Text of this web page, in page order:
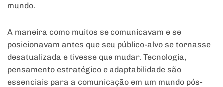
mundo.
A maneira como muitos se comunicavam e se
posicionavam antes que seu público-alvo se tornasse
desatualizada e tivesse que mudar. Tecnologia,
pensamento estratégico e adaptabilidade são
essenciais para a comunicação em um mundo pós-